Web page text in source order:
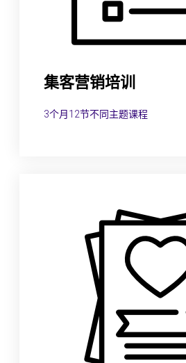
集客营销培训
3个月12节不同主题课程